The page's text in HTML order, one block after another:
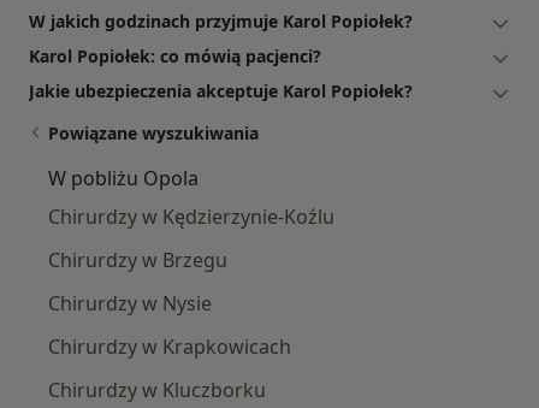
W jakich godzinach przyjmuje Karol Popiołek?
Karol Popiołek: co mówią pacjenci?
Jakie ubezpieczenia akceptuje Karol Popiołek?
Powiązane wyszukiwania
W pobliżu Opola
Chirurdzy w Kędzierzynie-Koźlu
Chirurdzy w Brzegu
Chirurdzy w Nysie
Chirurdzy w Krapkowicach
Chirurdzy w Kluczborku